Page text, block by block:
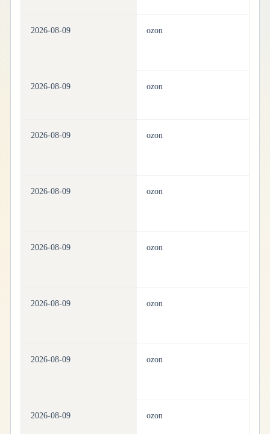
2026-08-09 ozon
2026-08-09 ozon
2026-08-09 ozon
2026-08-09 ozon
2026-08-09 ozon
2026-08-09 ozon
2026-08-09 ozon
2026-08-09 ozon